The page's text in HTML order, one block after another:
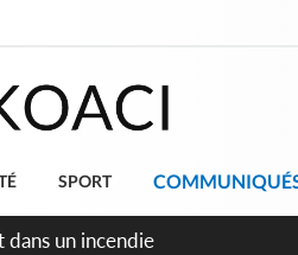
SPORT
transformée en vaste